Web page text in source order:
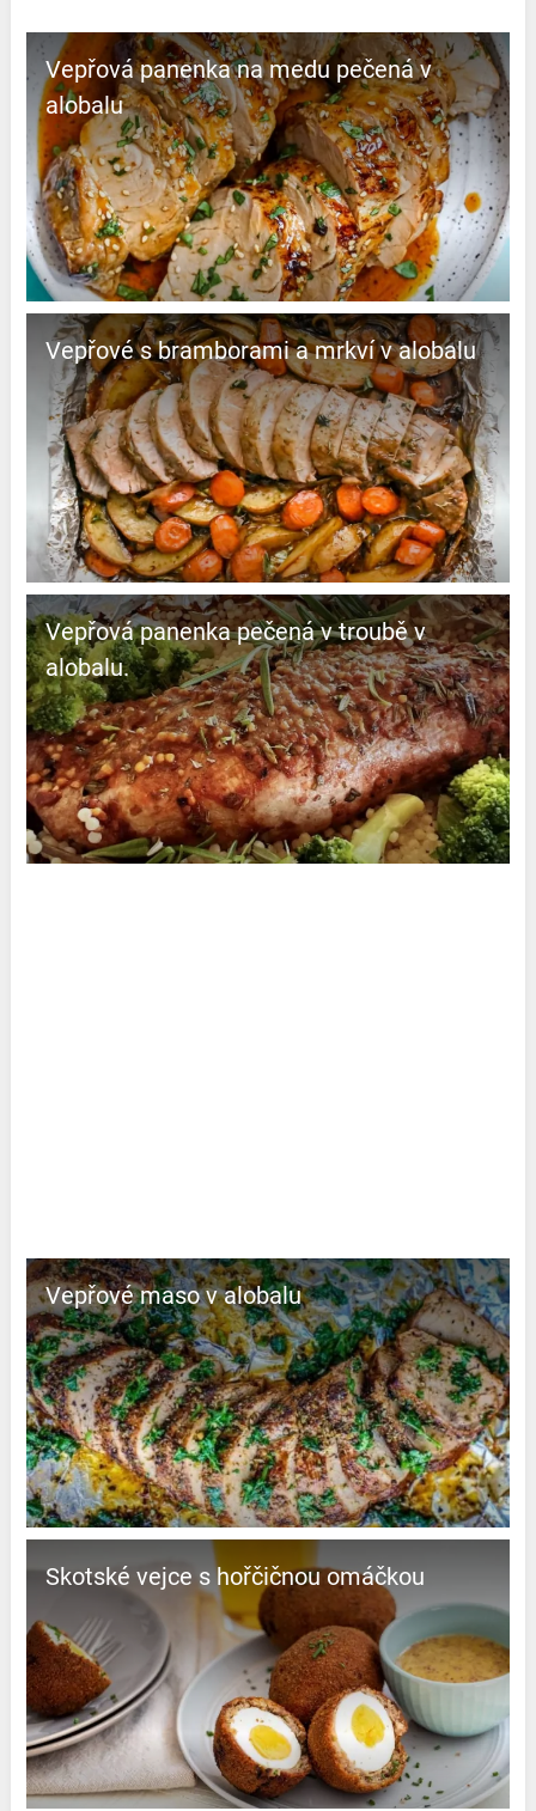
Vepřová panenka na medu pečená v
alobalu
Vepřové s bramborami a mrkví v alobalu
Vepřová panenka pečená v troubě v
alobalu.
Vepřové maso v alobalu
Skotské vejce s hořčičnou omáčkou